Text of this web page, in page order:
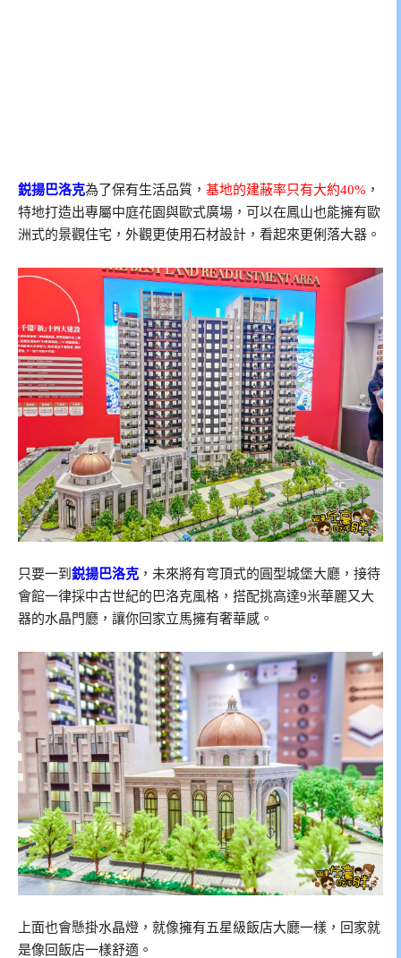
鋭揚巴洛克為了保有生活品質， 基地的建蔽率只有大約40% ，
特地打造出專屬中庭花園與歐式廣場，可以在鳳山也能擁有歐
洲式的景觀住宅，外觀更使用石材設計，看起來更俐落大器。
只要一到 鋭揚巴洛克 ，未來將有穹頂式的圓型城堡大廳，接待
會館一律採中古世紀的巴洛克風格，搭配挑高達9米華麗又大
器的水晶門廳，讓你回家立馬擁有奢華感。
上面也會懸掛水晶燈，就像擁有五星級飯店大廳一樣，回家就
是像回飯店一樣舒適。